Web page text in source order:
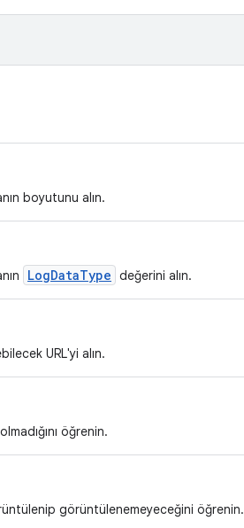
boyutunu alın.
LogDataType değerini alın.
URL'yi alın.
öğrenin.
görüntülenemeyeceğini öğrenin.